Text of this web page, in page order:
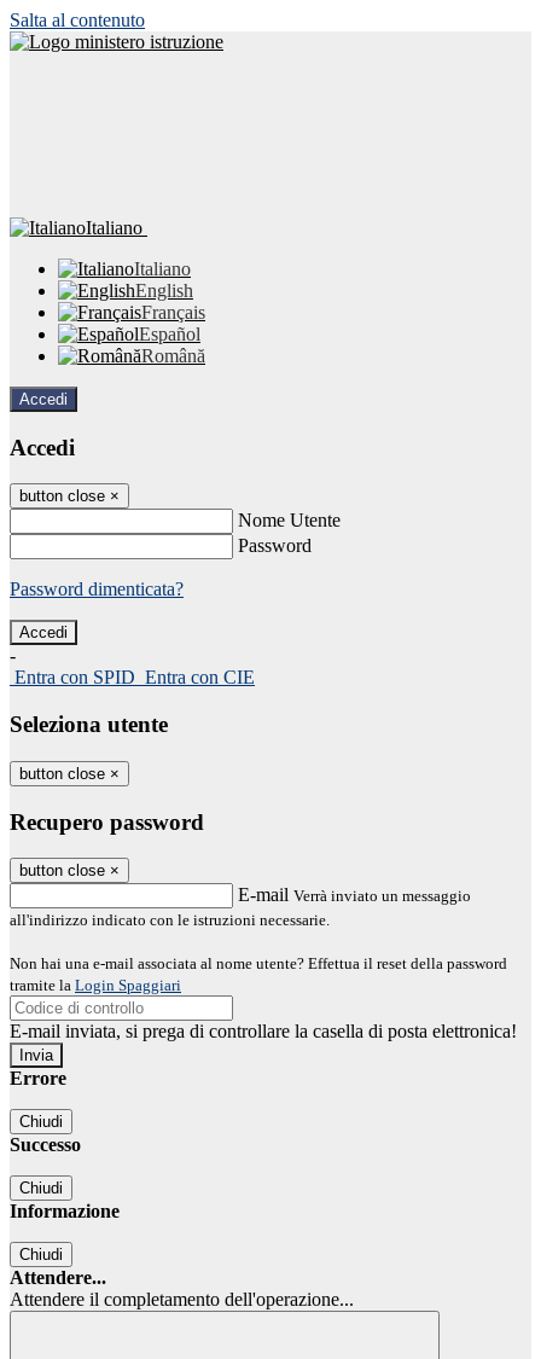
Salta al contenuto
Italiano
Italiano
English
Français
Español
Română
Accedi
Accedi
button close ×
Nome Utente
Password
Password dimenticata?
-
Entra con SPID Entra con CIE
Seleziona utente
button close ×
Recupero password
button close ×
E-mail Verrà inviato un messaggio
all'indirizzo indicato con le istruzioni necessarie.
Non hai una e-mail associata al nome utente? Effettua il reset della password
tramite la Login Spaggiari
E-mail inviata, si prega di controllare la casella di posta elettronica!
Errore
Chiudi
Successo
Chiudi
Informazione
Chiudi
Attendere...
Attendere il completamento dell'operazione...